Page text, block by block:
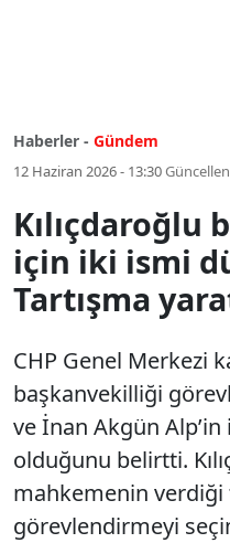
Haberler - Gündem
12 Haziran 2026 - 13:30
Kılıçdaroğlu
için iki ismi
Tartışma
CHP Genel Merkezi
başkanvekilliği
ve İnan Akgün
olduğunu belirtti.
mahkemenin verdiği
görevlendirmeyi